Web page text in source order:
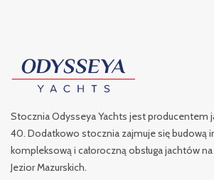
Stocznia Odysseya Yachts jest producentem
40. Dodatkowo stocznia zajmuje się budową
kompleksową i całoroczną obsługa jachtów
Jezior Mazurskich.